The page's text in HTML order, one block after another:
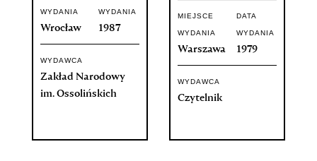
WYDANIA
Wrocław
WYDANIA
1987
WYDAWCA
Zakład Narodowy
im. Ossolińskich
MIEJSCE
WYDANIA
Warszawa
DATA
WYDANIA
1979
WYDAWCA
Czytelnik